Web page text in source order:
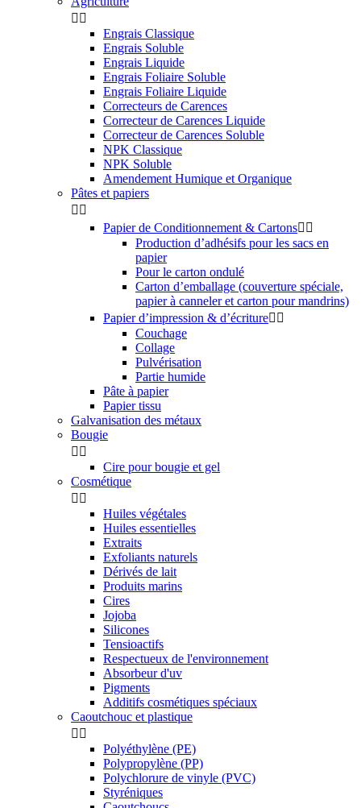
 
Engrais Classique
Engrais Soluble
Engrais Liquide
Engrais Foliaire Soluble
Engrais Foliaire Liquide
Correcteurs de Carences
Correcteur de Carences Liquide
Correcteur de Carences Soluble
NPK Classique
NPK Soluble
Amendement Humique et Organique
Pâtes et papiers
 
Papier de Conditionnement & Cartons 
Production d’adhésifs pour les sacs en
papier
Pour le carton ondulé
Carton d’emballage (couverture spéciale,
papier à canneler et carton pour mandrins)
Papier d’impression & d’écriture 
Couchage
Collage
Pulvérisation
Partie humide
Pâte à papier
Papier tissu
Galvanisation des métaux
Bougie
 
Cire pour bougie et gel
Cosmétique
 
Huiles végétales
Huiles essentielles
Extraits
Exfoliants naturels
Dérivés de lait
Produits marins
Cires
Jojoba
Silicones
Tensioactifs
Respectueux de l'environnement
Absorbeur d'uv
Pigments
Additifs cosmétiques spéciaux
Caoutchouc et plastique
 
Polyéthylène (PE)
Polypropylène (PP)
Polychlorure de vinyle (PVC)
Styréniques